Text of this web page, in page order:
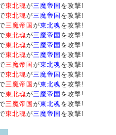
東北魂が三魔帝国 を攻撃!
東北魂が三魔帝国 を攻撃!
三魔帝国 が東北魂を攻撃!
東北魂が三魔帝国 を攻撃!
東北魂が三魔帝国 を攻撃!
東北魂が三魔帝国 を攻撃!
三魔帝国 が東北魂を攻撃!
東北魂が三魔帝国 を攻撃!
三魔帝国 が東北魂を攻撃!
東北魂が三魔帝国 を攻撃!
三魔帝国 が東北魂を攻撃!
東北魂が三魔帝国 を攻撃!